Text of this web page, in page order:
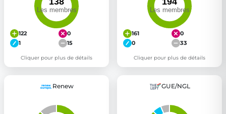
122
0
1
15
Cliquer pour plus de détails
161
0
0
33
Cliquer pour plus de détails
Renew GUE/NGL